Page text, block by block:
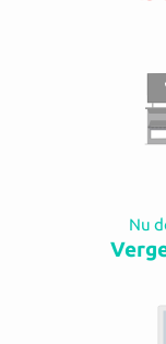
Nu